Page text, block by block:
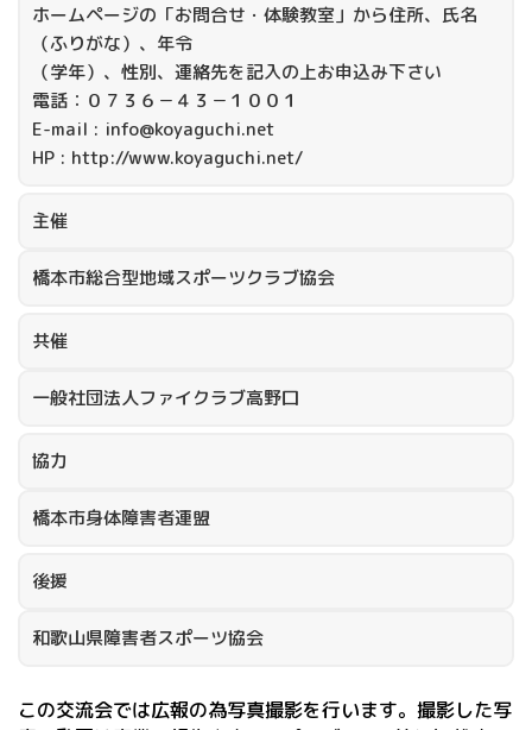
ホームページの「お問合せ・体験教室」から住所、氏名
（ふりがな）、年令
（学年）、性別、連絡先を記入の上お申込み下さい
電話：０７３６－４３－１００１
E-mail : info@koyaguchi.net
HP : http://www.koyaguchi.net/
主催
橋本市総合型地域スポーツクラブ協会
共催
一般社団法人ファイクラブ高野口
協力
橋本市身体障害者連盟
後援
和歌山県障害者スポーツ協会
この交流会では広報の為写真撮影を行います。撮影した写